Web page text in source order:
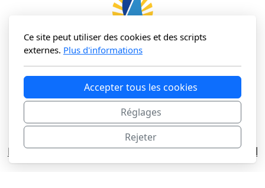
8 rue de l'hôtel de ville
85360 La Tranche sur Mer
Mentions légales Politique de confidentialité Accueil
Ce site peut utiliser des cookies et des scripts
externes. Plus d'informations
Accepter tous les cookies
Réglages
Rejeter